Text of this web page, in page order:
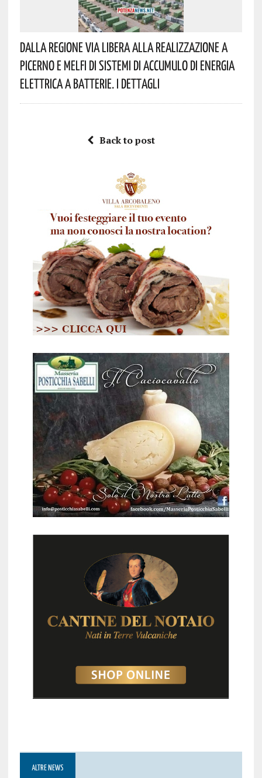
Dalla Regione Via Libera Alla Realizzazione A
Picerno E Melfi Di Sistemi Di Accumulo Di Energia
Elettrica A Batterie. I Dettagli
Back to post
ALTRE NEWS